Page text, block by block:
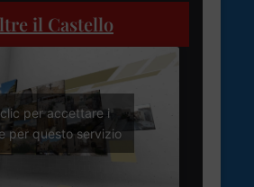
il Castello
per accettare i
per questo servizio